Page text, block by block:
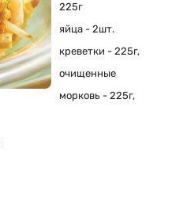
225г
яйца - 2шт.
креветки - 225г,
очищенные
морковь - 225г,